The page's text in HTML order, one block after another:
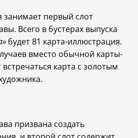
занимает первый слот
Всего в бустерах выпуска
будет 81 карта-иллюстрация.
вместо обычной карты-
карта с золотым
призвана создать